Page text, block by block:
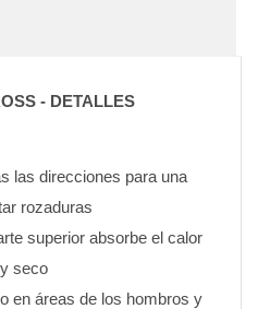
- DETALLES
las direcciones para una
rozaduras
superior absorbe el calor
seco
en áreas de los hombros y